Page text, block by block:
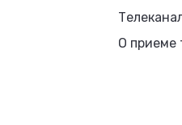
О приеме